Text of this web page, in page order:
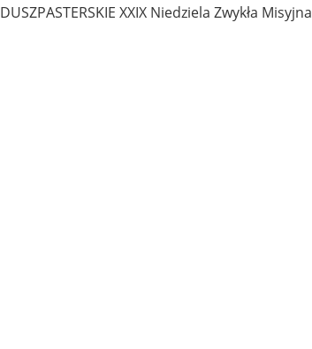
DUSZPASTERSKIE XXIX Niedziela Zwykła Misyjna